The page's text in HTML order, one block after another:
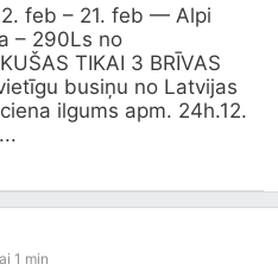
feb – 21. feb — Alpi
– 290Ls no
TIKAI 3 BRĪVAS
busiņu no Latvijas
ilgums apm. 24h.12.
1 min